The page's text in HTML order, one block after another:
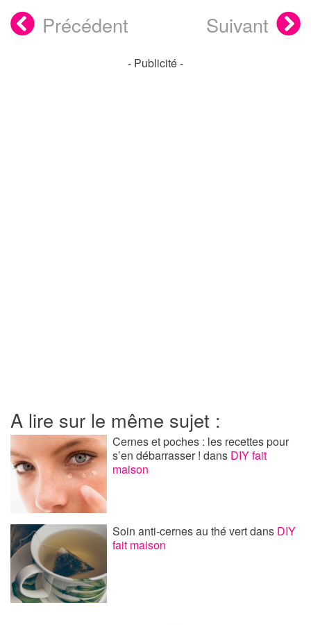
Précédent Suivant
- Publicité -
A lire sur le même sujet :
Cernes et poches : les recettes pour
s’en débarrasser !dans DIY fait
maison
Soin anti-cernes au thé vertdans DIY
fait maison